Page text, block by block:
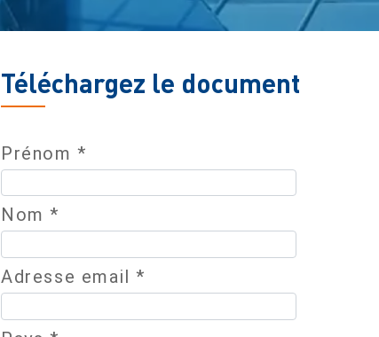
Téléchargez le document
Prénom *
Nom *
Adresse email *